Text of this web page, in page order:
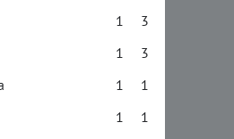
1
3
1
3
1
1
1
1